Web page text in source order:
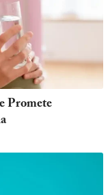
Promete